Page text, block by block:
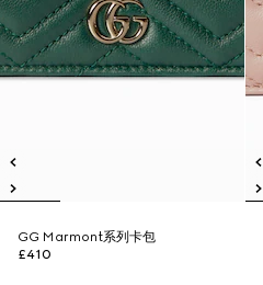
GG Marmont系列卡包
£410